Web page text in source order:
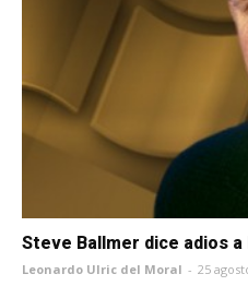
Steve Ballmer dice adios
Leonardo Ulric del Moral - 25